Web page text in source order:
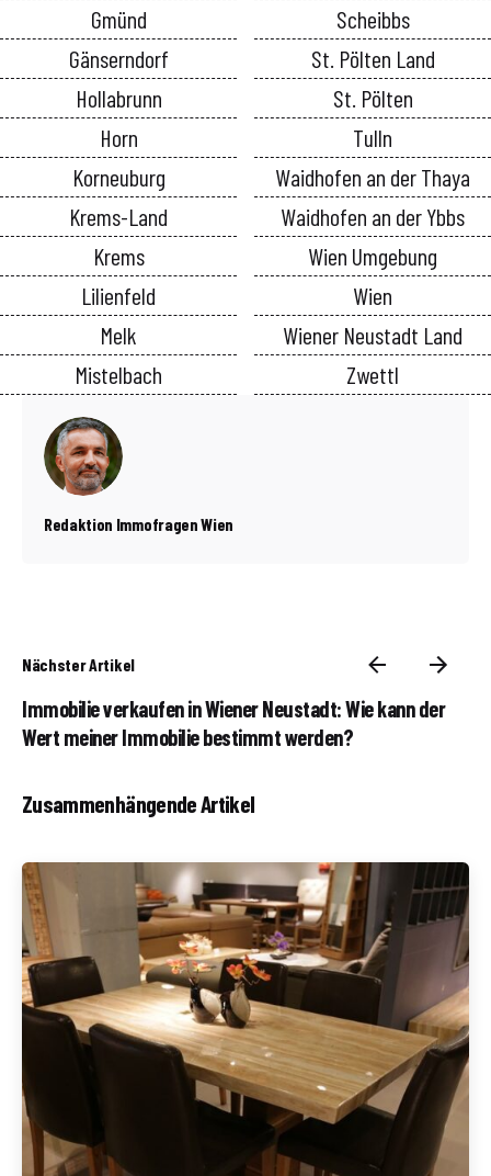
Gmünd
Gänserndorf
Hollabrunn
Horn
Korneuburg
Krems-Land
Krems
Lilienfeld
Melk
Mistelbach
Scheibbs
St. Pölten Land
St. Pölten
Tulln
Waidhofen an der Thaya
Waidhofen an der Ybbs
Wien Umgebung
Wien
Wiener Neustadt Land
Zwettl
Redaktion Immofragen Wien
Nächster Artikel
Immobilie verkaufen in Wiener Neustadt: Wie kann der
Wert meiner Immobilie bestimmt werden?
Zusammenhängende Artikel